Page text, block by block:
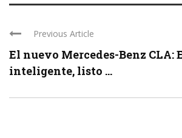
Previous Article
El nuevo Mercedes-Benz CLA:
inteligente, listo ...